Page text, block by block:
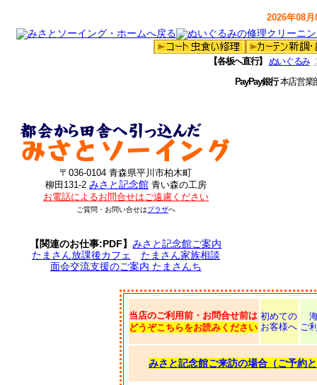
2026年08
【各板へ直行】 ぬいぐるみ
PayPay銀行本店営
〒036-0104 青森県平川市柏木町
柳田131-2 みさと記念館 青い森の工房
お電話によるお問合せはご遠慮ください
ご質問・お問い合せはプラザへ
【関連のお仕事:PDF】みさと記念館ご案内
たまさん放課後カフェ
たまさん家族相談
面会交流支援のご案内 たまさんち
当店のご利用前・お問合せ前は
どうぞこちらをお読みください
初めての
お客様へ ご
みさと記念館ご来訪の場合（ご予約